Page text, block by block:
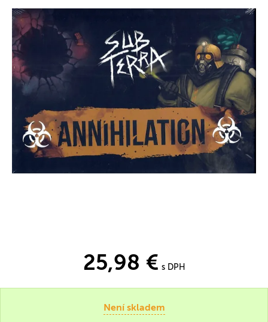
25,98 € s DPH
Není skladem